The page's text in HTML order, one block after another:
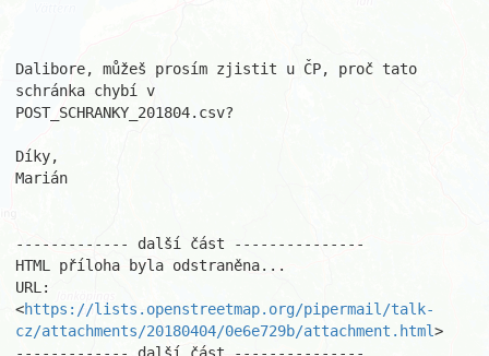
Dalibore, můžeš prosím zjistit u ČP, proč tato
schránka chybí v
POST_SCHRANKY_201804.csv?
Díky,
Marián
------------- další část ---------------
HTML příloha byla odstraněna...
URL:
<https://lists.openstreetmap.org/pipermail/talk-
cz/attachments/20180404/0e6e729b/attachment.html>